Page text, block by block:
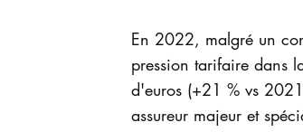
En 2022, malgré un
pression tarifaire dans
d'euros (+21 % vs
assureur majeur et